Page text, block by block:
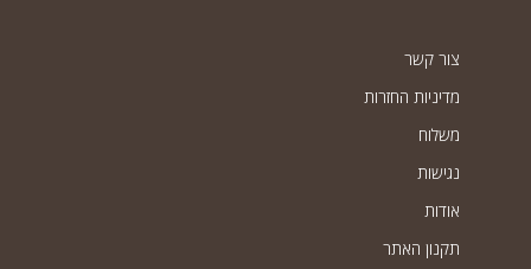
צור קשר
מדיניות החזרות
משלוח
נגישות
אודות
תקנון האתר